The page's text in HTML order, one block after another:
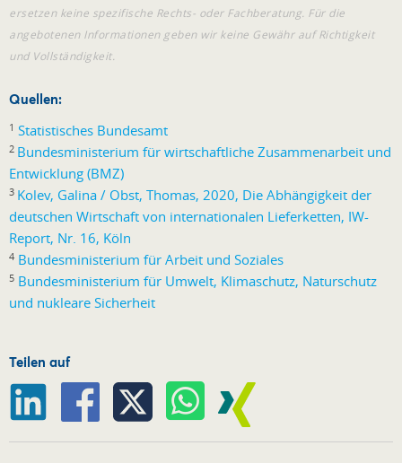
ersetzen keine spezifische Rechts- oder Fachberatung. Für die
angebotenen Informationen geben wir keine Gewähr auf Richtigkeit
und Vollständigkeit.
Quellen:
1 Statistisches Bundesamt
2 Bundesministerium für wirtschaftliche Zusammenarbeit und
Entwicklung (BMZ)
3 Kolev, Galina / Obst, Thomas, 2020, Die Abhängigkeit der
deutschen Wirtschaft von internationalen Lieferketten, IW-
Report, Nr. 16, Köln
4 Bundesministerium für Arbeit und Soziales
5 Bundesministerium für Umwelt, Klimaschutz, Naturschutz
und nukleare Sicherheit
Teilen auf